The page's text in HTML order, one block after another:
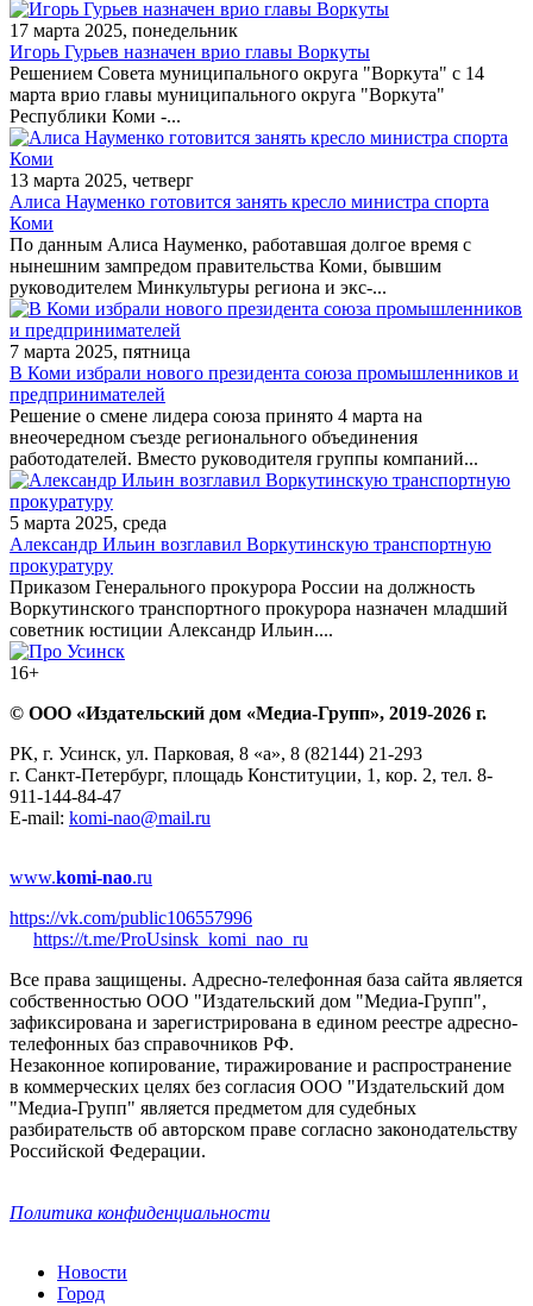
17 марта 2025, понедельник
Игорь Гурьев назначен врио главы Воркуты
Решением Совета муниципального округа "Воркута" с 14
марта врио главы муниципального округа "Воркута"
Республики Коми -...
13 марта 2025, четверг
Алиса Науменко готовится занять кресло министра спорта
Коми
По данным Алиса Науменко, работавшая долгое время с
нынешним зампредом правительства Коми, бывшим
руководителем Минкультуры региона и экс-...
7 марта 2025, пятница
В Коми избрали нового президента союза промышленников и
предпринимателей
Решение о смене лидера союза принято 4 марта на
внеочередном съезде регионального объединения
работодателей. Вместо руководителя группы компаний...
5 марта 2025, среда
Александр Ильин возглавил Воркутинскую транспортную
прокуратуру
Приказом Генерального прокурора России на должность
Воркутинского транспортного прокурора назначен младший
советник юстиции Александр Ильин....
16+
© ООО «Издательский дом «Медиа-Групп», 2019-2026 г.
РК, г. Усинск, ул. Парковая, 8 «а», 8 (82144) 21-293
г. Санкт-Петербург, площадь Конституции, 1, кор. 2, тел. 8-
911-144-84-47
E-mail: komi-nao@mail.ru
www.komi-nao.ru
https://vk.com/public106557996
https://t.me/ProUsinsk_komi_nao_ru
Все права защищены. Адресно-телефонная база сайта является
собственностью ООО "Издательский дом "Медиа-Групп",
зафиксирована и зарегистрирована в едином реестре адресно-
телефонных баз справочников РФ.
Незаконное копирование, тиражирование и распространение
в коммерческих целях без согласия ООО "Издательский дом
"Медиа-Групп" является предметом для судебных
разбирательств об авторском праве согласно законодательству
Российской Федерации.
Политика конфиденциальности
Новости
Город